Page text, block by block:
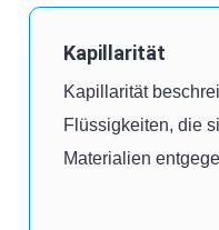
Kapillarität
Kapillarität
Flüssigkeiten, die
Materialien